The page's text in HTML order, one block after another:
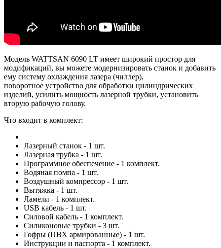
Модель WATTSAN 6090 LT имеет широкий простор для
модификаций, вы можете модернизировать станок и добавить
ему систему охлаждения лазера (чиллер),
поворотное устройство для обработки цилиндрических
изделий, усилить мощность лазерной трубки, установить
вторую рабочую голову.
Что входит в комплект:
Лазерный станок - 1 шт.
Лазерная трубка - 1 шт.
Программное обеспечение - 1 комплект.
Водяная помпа - 1 шт.
Воздушный компрессор - 1 шт.
Вытяжка - 1 шт.
Ламели - 1 комплект.
USB кабель - 1 шт.
Силовой кабель - 1 комплект.
Силиконовые трубки - 3 шт.
Гофры (ПВХ армированные) - 1 шт.
Инструкции и паспорта - 1 комплект.